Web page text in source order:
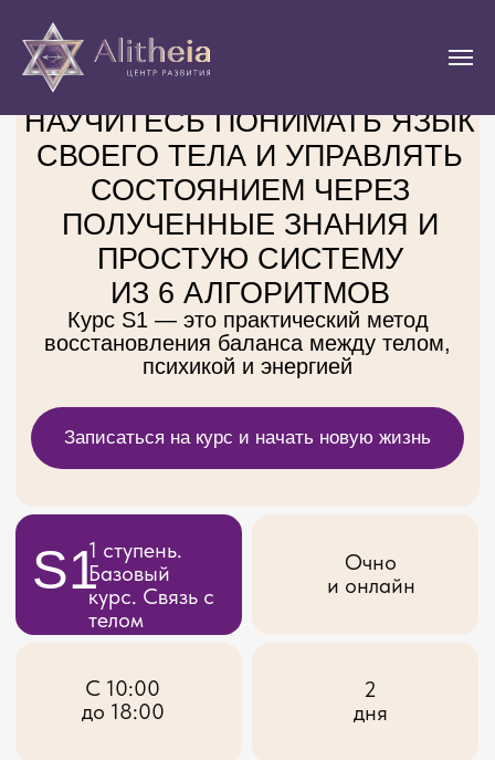
НАУЧИТЕСЬ ПОНИМАТЬ ЯЗЫК
СВОЕГО ТЕЛА И УПРАВЛЯТЬ
СОСТОЯНИЕМ ЧЕРЕЗ
ПОЛУЧЕННЫЕ ЗНАНИЯ И
ПРОСТУЮ СИСТЕМУ
ИЗ 6 АЛГОРИТМОВ
Курс S1 — это практический метод
восстановления баланса между телом,
психикой и энергией
Записаться на курс и начать новую жизнь
S1
Старт
27-28 февраля
Базовый
курс. Связь с
телом